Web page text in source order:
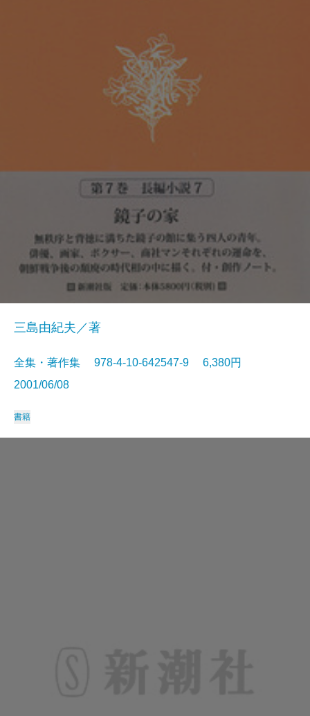
三島由紀夫／著
全集・著作集 978-4-10-642547-9 6,380円
2001/06/08
書籍